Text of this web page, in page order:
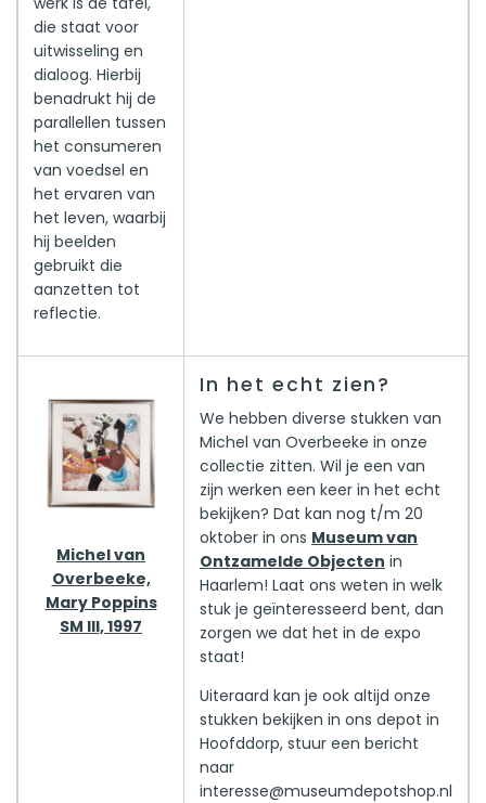
die staat voor
uitwisseling en
dialoog. Hierbij
benadrukt hij de
parallellen tussen
het consumeren
van voedsel en
het ervaren van
het leven, waarbij
hij beelden
gebruikt die
aanzetten tot
reflectie.
Michel van
Overbeeke,
Mary Poppins
SM III, 1997
In het echt zien?
We hebben diverse stukken van
Michel van Overbeeke in onze
collectie zitten. Wil je een van
zijn werken een keer in het echt
bekijken? Dat kan nog t/m 20
oktober in ons Museum van
Ontzamelde Objecten in
Haarlem! Laat ons weten in welk
stuk je geïnteresseerd bent, dan
zorgen we dat het in de expo
staat!
Uiteraard kan je ook altijd onze
stukken bekijken in ons depot in
Hoofddorp, stuur een bericht
naar
interesse@museumdepotshop.nl